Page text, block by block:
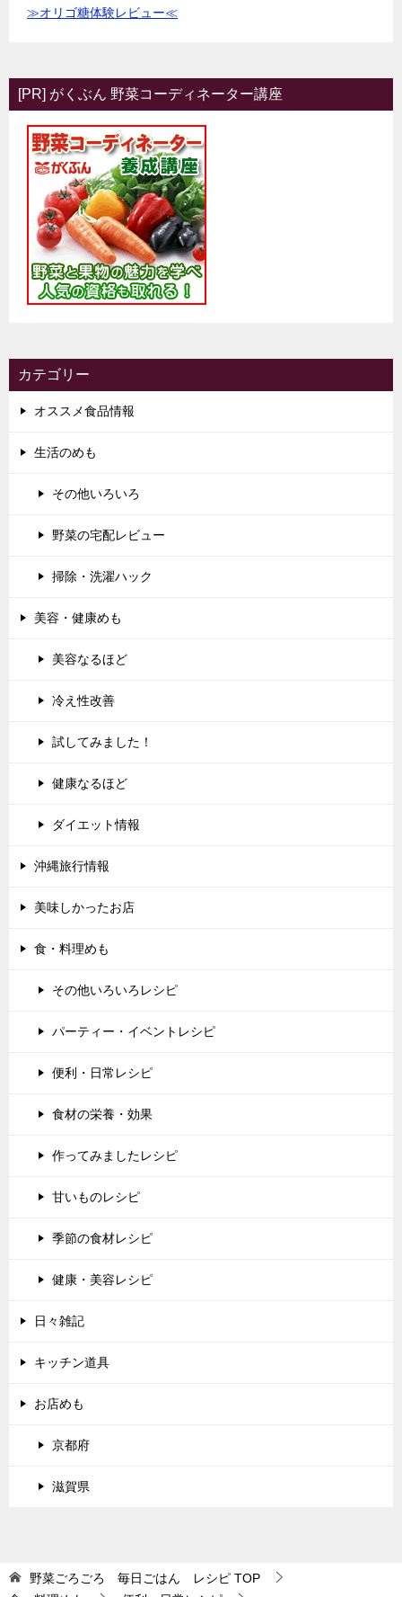
≫オリゴ糖体験レビュー≪
[PR] がくぶん 野菜コーディネーター講座
カテゴリー
オススメ食品情報
生活のめも
その他いろいろ
野菜の宅配レビュー
掃除・洗濯ハック
美容・健康めも
美容なるほど
冷え性改善
試してみました！
健康なるほど
ダイエット情報
沖縄旅行情報
美味しかったお店
食・料理めも
その他いろいろレシピ
パーティー・イベントレシピ
便利・日常レシピ
食材の栄養・効果
作ってみましたレシピ
甘いものレシピ
季節の食材レシピ
健康・美容レシピ
日々雑記
キッチン道具
お店めも
京都府
滋賀県
野菜ごろごろ 毎日ごはん レシピ TOP